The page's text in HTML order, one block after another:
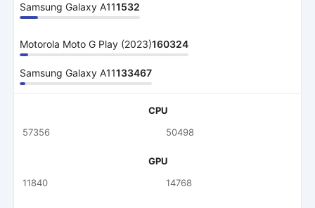
Samsung Galaxy A111532
Motorola Moto G Play (2023)160324
Samsung Galaxy A11133467
CPU
57356
50498
GPU
11840
14768